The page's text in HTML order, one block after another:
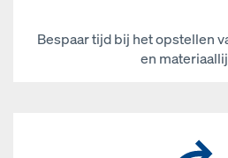
Bespaar tijd bij het opstellen
en